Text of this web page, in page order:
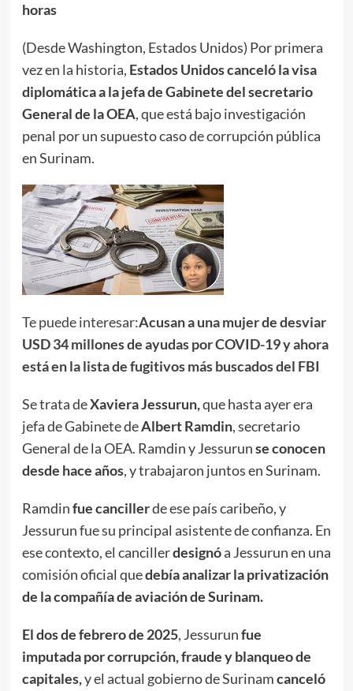
horas
(Desde Washington, Estados Unidos) Por primera
vez en la historia, Estados Unidos canceló la visa
diplomática a la jefa de Gabinete del secretario
General de la OEA, que está bajo investigación
penal por un supuesto caso de corrupción pública
en Surinam.
Te puede interesar:Acusan a una mujer de desviar
USD 34 millones de ayudas por COVID-19 y ahora
está en la lista de fugitivos más buscados del FBI
Se trata deXaviera Jessurun,que hasta ayer era
jefa de Gabinete deAlbert Ramdin, secretario
General de la OEA. Ramdin y Jessurunse conocen
desde hace años, y trabajaron juntos en Surinam.
Ramdinfue cancillerde ese país caribeño, y
Jessurun fue su principal asistente de confianza. En
ese contexto, el cancillerdesignóa Jessurun en una
comisión oficial quedebía analizar la privatización
de la compañía de aviación de Surinam.
El dos de febrero de 2025, Jessurunfue
imputada por corrupción, fraude y blanqueo de
capitales,y el actual gobierno de Surinamcanceló